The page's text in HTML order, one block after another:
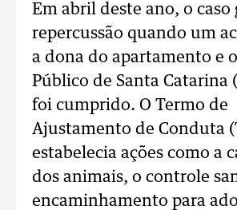
Em abril deste ano, o caso
repercussão quando um
a dona do apartamento e
Público de Santa Catarina
foi cumprido. O Termo de
Ajustamento de Conduta
estabelecia ações como a
dos animais, o controle
encaminhamento para